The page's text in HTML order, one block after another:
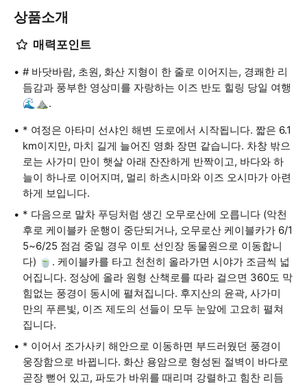
상품소개
매력포인트
# 바닷바람, 초원, 화산 지형이 한 줄로 이어지는, 경쾌한 리
듬감과 풍부한 영상미를 자랑하는 이즈 반도 힐링 당일 여행
🌊⛰️.
* 여정은 아타미 선샤인 해변 도로에서 시작됩니다. 짧은 6.1
km이지만, 마치 길게 늘어진 영화 장면 같습니다. 차창 밖으
로는 사가미 만이 햇살 아래 잔잔하게 반짝이고, 바다와 하
늘이 하나로 이어지며, 멀리 하츠시마와 이즈 오시마가 아련
하게 보입니다.
* 다음으로 말차 푸딩처럼 생긴 오무로산에 오릅니다 (악천
후로 케이블카 운행이 중단되거나, 오무로산 케이블카가 6/1
5~6/25 점검 중일 경우 이토 선인장 동물원으로 이동합니
다) 🍵. 케이블카를 타고 천천히 올라가면 시야가 조금씩 넓
어집니다. 정상에 올라 원형 산책로를 따라 걸으면 360도 막
힘없는 풍경이 동시에 펼쳐집니다. 후지산의 윤곽, 사가미
만의 푸른빛, 이즈 제도의 선들이 모두 눈앞에 고요히 펼쳐
집니다.
* 이어서 조가사키 해안으로 이동하면 부드러웠던 풍경이
웅장함으로 바뀝니다. 화산 용암으로 형성된 절벽이 바다로
곧장 뻗어 있고, 파도가 바위를 때리며 강렬하고 힘찬 리듬